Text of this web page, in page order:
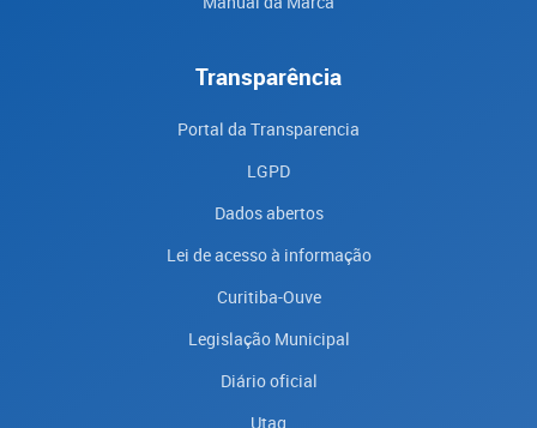
Transparência
Portal da Transparencia
LGPD
Dados abertos
Lei de acesso à informação
Curitiba-Ouve
Legislação Municipal
Diário oficial
Utag